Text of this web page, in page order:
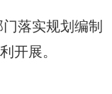
落实规划编制
开展。